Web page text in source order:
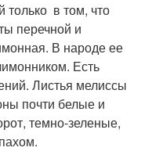
только в том, что
перечной и
В народе ее
Есть
Листья мелиссы
почти белые и
темно-зеленые,